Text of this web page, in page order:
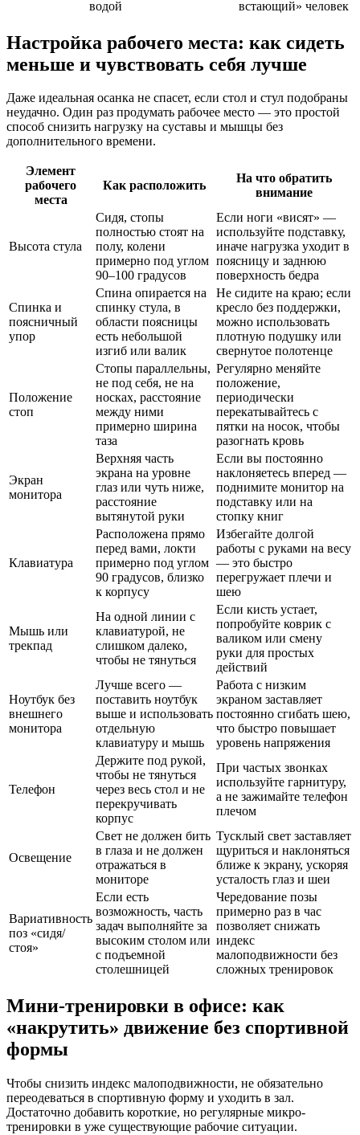
водой встающий» человек
Настройка рабочего места: как сидеть
меньше и чувствовать себя лучше
Даже идеальная осанка не спасет, если стол и стул подобраны
неудачно. Один раз продумать рабочее место — это простой
способ снизить нагрузку на суставы и мышцы без
дополнительного времени.
Элемент
рабочего
места
Как расположить
На что обратить
внимание
Высота стула
Сидя, стопы
полностью стоят на
полу, колени
примерно под углом
90–100 градусов
Если ноги «висят» —
используйте подставку,
иначе нагрузка уходит в
поясницу и заднюю
поверхность бедра
Спинка и
поясничный
упор
Спина опирается на
спинку стула, в
области поясницы
есть небольшой
изгиб или валик
Не сидите на краю; если
кресло без поддержки,
можно использовать
плотную подушку или
свернутое полотенце
Положение
стоп
Стопы параллельны,
не под себя, не на
носках, расстояние
между ними
примерно ширина
таза
Регулярно меняйте
положение,
периодически
перекатывайтесь с
пятки на носок, чтобы
разогнать кровь
Экран
монитора
Верхняя часть
экрана на уровне
глаз или чуть ниже,
расстояние
вытянутой руки
Если вы постоянно
наклоняетесь вперед —
поднимите монитор на
подставку или на
стопку книг
Клавиатура
Расположена прямо
перед вами, локти
примерно под углом
90 градусов, близко
к корпусу
Избегайте долгой
работы с руками на весу
— это быстро
перегружает плечи и
шею
Мышь или
трекпад
На одной линии с
клавиатурой, не
слишком далеко,
чтобы не тянуться
Если кисть устает,
попробуйте коврик с
валиком или смену
руки для простых
действий
Ноутбук без
внешнего
монитора
Лучше всего —
поставить ноутбук
выше и использовать
отдельную
клавиатуру и мышь
Работа с низким
экраном заставляет
постоянно сгибать шею,
что быстро повышает
уровень напряжения
Телефон
Держите под рукой,
чтобы не тянуться
через весь стол и не
перекручивать
корпус
При частых звонках
используйте гарнитуру,
а не зажимайте телефон
плечом
Освещение
Свет не должен бить
в глаза и не должен
отражаться в
мониторе
Тусклый свет заставляет
щуриться и наклоняться
ближе к экрану, ускоряя
усталость глаз и шеи
Вариативность
поз «сидя/
стоя»
Если есть
возможность, часть
задач выполняйте за
высоким столом или
с подъемной
столешницей
Чередование позы
примерно раз в час
позволяет снижать
индекс
малоподвижности без
сложных тренировок
Мини-тренировки в офисе: как
«накрутить» движение без спортивной
формы
Чтобы снизить индекс малоподвижности, не обязательно
переодеваться в спортивную форму и уходить в зал.
Достаточно добавить короткие, но регулярные микро-
тренировки в уже существующие рабочие ситуации.